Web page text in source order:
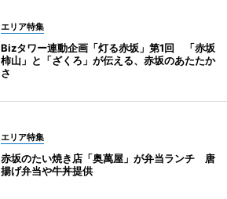
エリア特集
Bizタワー連動企画「灯る赤坂」第1回 「赤坂
柿山」と「ざくろ」が伝える、赤坂のあたたか
さ
エリア特集
赤坂のたい焼き店「奥萬屋」が弁当ランチ 唐
揚げ弁当や牛丼提供